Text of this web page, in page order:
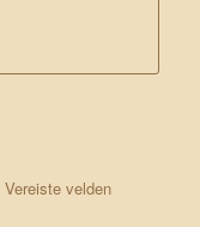
Vereiste velden